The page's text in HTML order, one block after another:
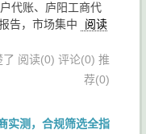
代账、庐阳工商代
告，市场集中
阅读
阅读(0) 评论(0) 推
荐(0)
实测，合规筛选全指